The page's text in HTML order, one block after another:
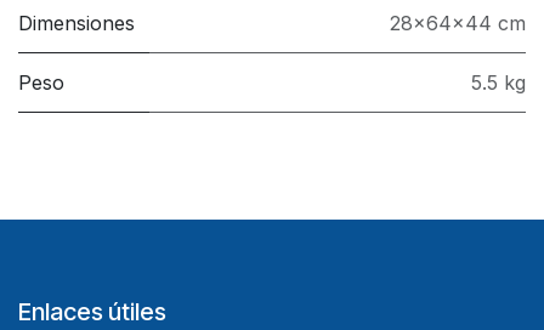
Dimensiones 28x64x44 cm
Peso 5.5 kg
Enlaces útiles